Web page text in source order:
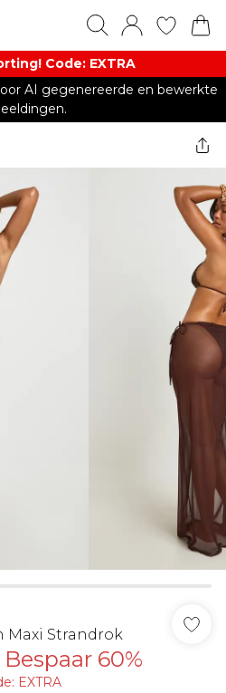
Code: EXTRA​
AI gegenereerde en bewerkte
Maxi Strandrok
Bespaar 60%
EXTRA